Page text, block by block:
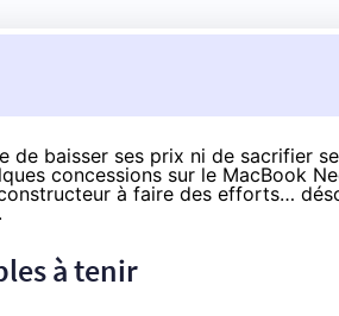
de baisser ses prix ni de sacrifier
concessions sur le MacBook
à faire des efforts…
.
à tenir